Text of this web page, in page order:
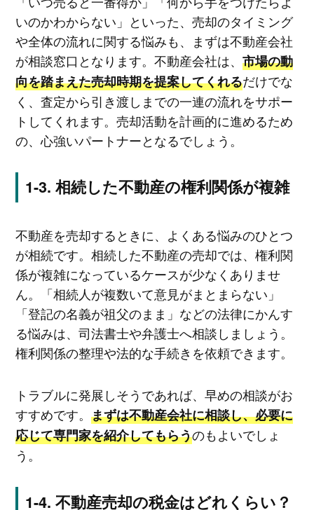
いのかわからない」といった、売却のタイミング
や全体の流れに関する悩みも、まずは不動産会社
が相談窓口となります。不動産会社は、 市場の動
向を踏まえた売却時期を提案してくれるだけでな
く、査定から引き渡しまでの一連の流れをサポー
トしてくれます。売却活動を計画的に進めるため
の、心強いパートナーとなるでしょう。
相続した不動産の権利関係が複雑
不動産を売却するときに、よくある悩みのひとつ
が相続です。相続した不動産の売却では、権利関
係が複雑になっているケースが少なくありませ
ん。「相続人が複数いて意見がまとまらない」
「登記の名義が祖父のまま」などの法律にかんす
る悩みは、司法書士や弁護士へ相談しましょう。
権利関係の整理や法的な手続きを依頼できます。
トラブルに発展しそうであれば、早めの相談がお
すすめです。 まずは不動産会社に相談し、必要に
応じて専門家を紹介してもらうのもよいでしょ
う。
不動産売却の税金はどれくらい？